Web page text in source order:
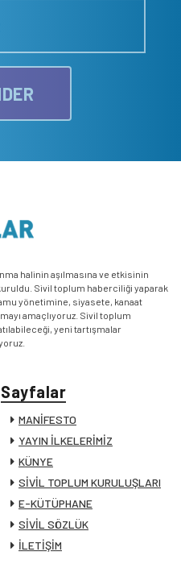
halinin aşılmasına ve etkisinin
Sivil toplum haberciliği yaparak
yönetimine, siyasete, kanaat
amaçlıyoruz. Sivil toplum
yeni tartışmalar
Sayfalar
MANİFESTO
YAYIN İLKELERİMİZ
KÜNYE
SİVİL TOPLUM KURULUŞLARI
E-KÜTÜPHANE
SİVİL SÖZLÜK
İLETİŞİM